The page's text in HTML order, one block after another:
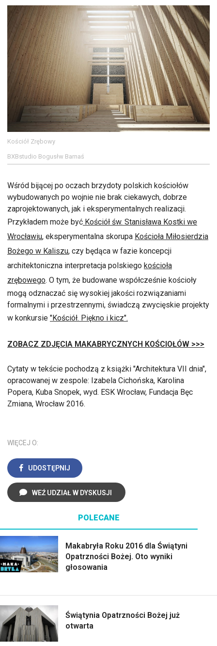
Kościół Zrębowy
BXBstudio Bogusłw Barnaś
Wśród bijącej po oczach brzydoty polskich kościołów
wybudowanych po wojnie nie brak ciekawych, dobrze
zaprojektowanych, jak i eksperymentalnych realizacji.
Przykładem może być Kościół św. Stanisława Kostki we
Wrocławiu, eksperymentalna skorupa Kościoła Miłosierdzia
Bożego w Kaliszu, czy będąca w fazie koncepcji
architektoniczna interpretacja polskiego kościoła
zrębowego. O tym, że budowane współcześnie kościoły
mogą odznaczać się wysokiej jakości rozwiązaniami
formalnymi i przestrzennymi, świadczą zwycięskie projekty
w konkursie "Kościół. Piękno i kicz".
ZOBACZ ZDJĘCIA MAKABRYCZNYCH KOŚCIOŁÓW >>>
Cytaty w tekście pochodzą z książki "Architektura VII dnia",
opracowanej w zespole: Izabela Cichońska, Karolina
Popera, Kuba Snopek, wyd. ESK Wrocław, Fundacja Bęc
Zmiana, Wrocław 2016.
WIĘCEJ O:
UDOSTĘPNIJ
WEŹ UDZIAŁ W DYSKUSJI
POLECANE
Makabryła Roku 2016 dla Świątyni
Opatrzności Bożej. Oto wyniki
głosowania
Świątynia Opatrzności Bożej już
otwarta